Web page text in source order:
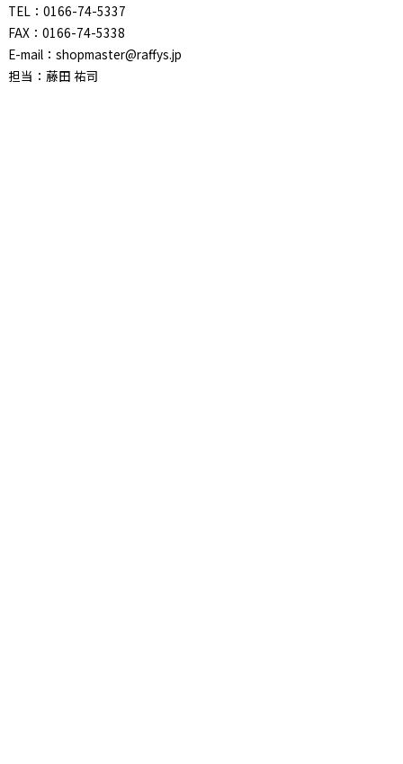
TEL：0166-74-5337
FAX：0166-74-5338
E-mail：shopmaster@raffys.jp
担当：藤田 祐司